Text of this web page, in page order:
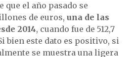
que el año pasado se
de euros, una de las
2014, cuando fue de 512,7
bien este dato es positivo, si
se muestra una ligera